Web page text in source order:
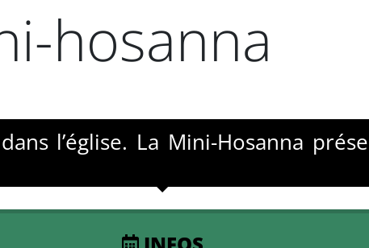
hosanna
l’église. La Mini-Hosanna